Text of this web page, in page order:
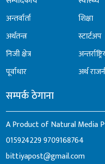
अन्तर्वार्ता
अर्थतन्त्र
निजी क्षेत्र
पूर्वाधार
शिक्षा
स्टार्टअप
अर्थ
सम्पर्क ठेगाना
A Product of Natural Media
0159242299709168764
bittiyapost@gmail.com